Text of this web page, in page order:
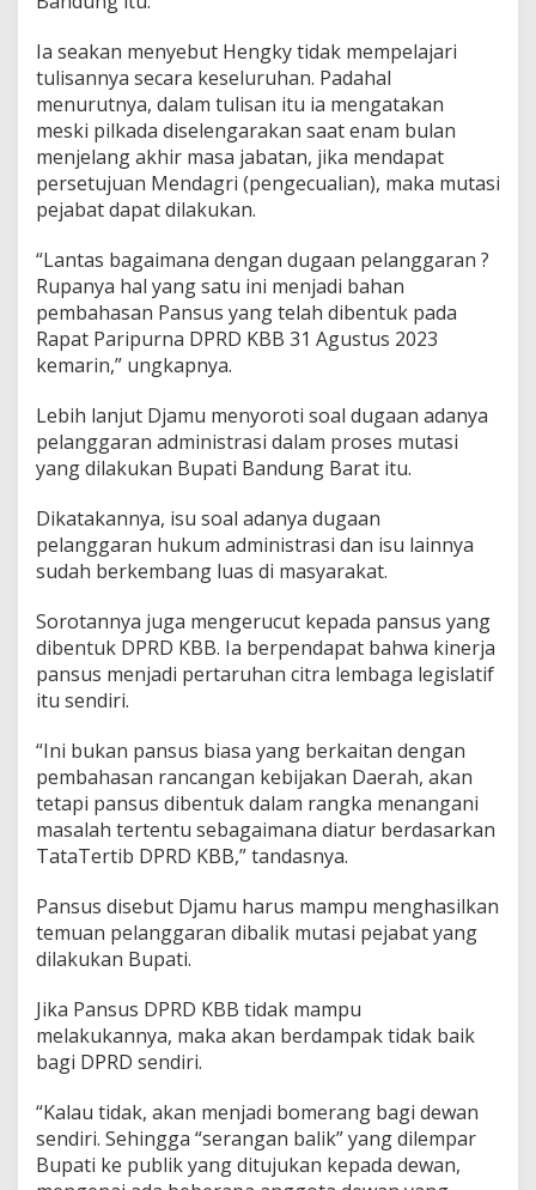
M
u
t
a
s
i
P
e
j
b
a
t
K
B
Ia seakan menyebut Hengky tidak mempelajari
tulisannya secara keseluruhan. Padahal
menurutnya, dalam tulisan itu ia mengatakan
meski pilkada diselengarakan saat enam bulan
menjelang akhir masa jabatan, jika mendapat
persetujuan Mendagri (pengecualian), maka mutasi
pejabat dapat dilakukan.
“Lantas bagaimana dengan dugaan pelanggaran ?
Rupanya hal yang satu ini menjadi bahan
pembahasan Pansus yang telah dibentuk pada
Rapat Paripurna DPRD KBB 31 Agustus 2023
kemarin,” ungkapnya.
Lebih lanjut Djamu menyoroti soal dugaan adanya
pelanggaran administrasi dalam proses mutasi
yang dilakukan Bupati Bandung Barat itu.
Dikatakannya, isu soal adanya dugaan
pelanggaran hukum administrasi dan isu lainnya
sudah berkembang luas di masyarakat.
Sorotannya juga mengerucut kepada pansus yang
dibentuk DPRD KBB. Ia berpendapat bahwa kinerja
pansus menjadi pertaruhan citra lembaga legislatif
itu sendiri.
“Ini bukan pansus biasa yang berkaitan dengan
pembahasan rancangan kebijakan Daerah, akan
tetapi pansus dibentuk dalam rangka menangani
masalah tertentu sebagaimana diatur berdasarkan
TataTertib DPRD KBB,” tandasnya.
Pansus disebut Djamu harus mampu menghasilkan
temuan pelanggaran dibalik mutasi pejabat yang
dilakukan Bupati.
Jika Pansus DPRD KBB tidak mampu
melakukannya, maka akan berdampak tidak baik
bagi DPRD sendiri.
“Kalau tidak, akan menjadi bomerang bagi dewan
sendiri. Sehingga “serangan balik” yang dilempar
Bupati ke publik yang ditujukan kepada dewan,